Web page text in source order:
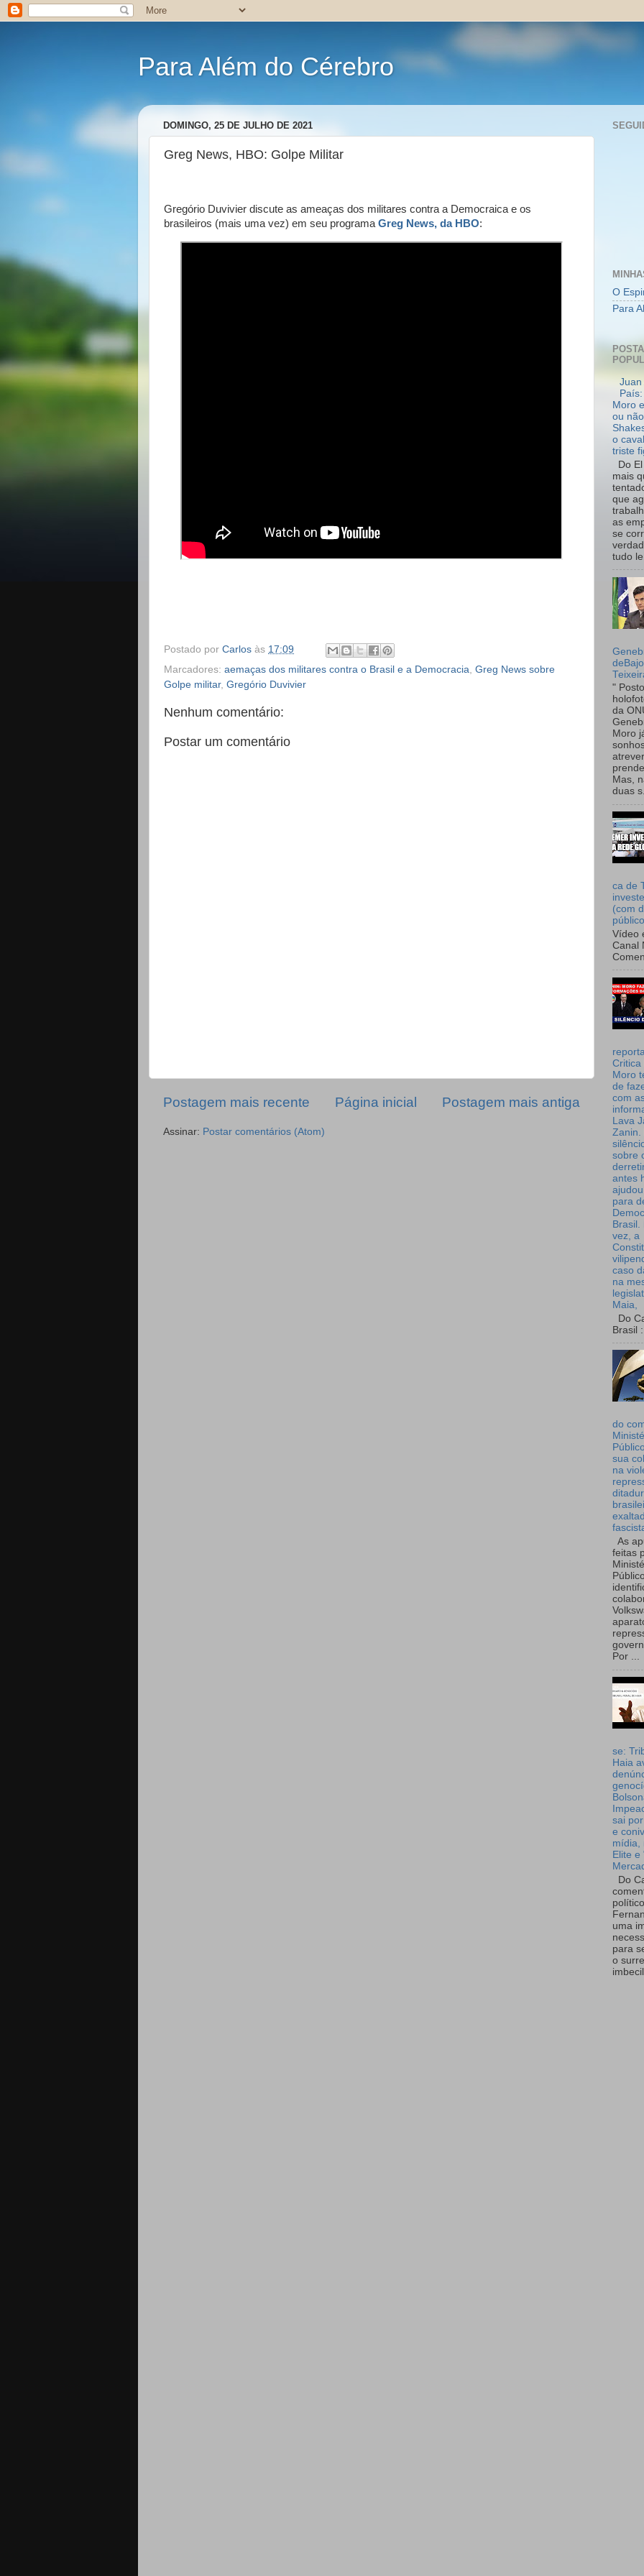
Para Além do Cérebro
DOMINGO, 25 DE JULHO DE 2021
Greg News, HBO: Golpe Militar
Gregório Duvivier discute as ameaças dos militares contra a Democraica e os
brasileiros (mais uma vez) em seu programa Greg News, da HBO:
Postado por Carlos às 17:09
Marcadores: aemaças dos militares contra o Brasil e a Democracia Greg News sobre
Golpe militar, Gregório Duvivier
Nenhum comentário:
Postar um comentário
Postagem mais recente Postagem mais antiga
Página inicial
Assinar: Postar comentários (Atom)
O
Para
Juan
Moro
ou
o
triste
Do
mais
que
as
se
tudo
"
da
Moro
Mas,
duas
ca de
(com
Vídeo
Canal
Critica
Moro
de
com
Lava
Zanin.
sobre
antes
para
Brasil.
vez, a
caso
na
Maia,
Do
Brasil :
do
sua
na
As
feitas
Por ...
se:
Haia
sai
e
mídia,
Elite e
Do
uma
para
o